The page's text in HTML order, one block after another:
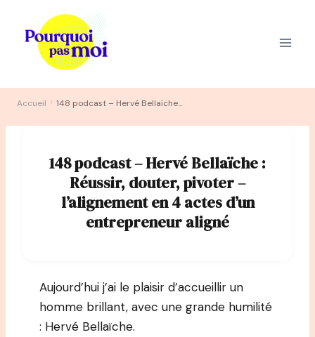
contenu
Accueil › 148 podcast – Hervé Bellaïche : Réussir, douter, pivoter – l’alignement en 4 actes d’un entrepreneur aligné
148 podcast – Hervé Bellaïche :
Réussir, douter, pivoter –
l’alignement en 4 actes d’un
entrepreneur aligné
Aujourd’hui j’ai le plaisir d’accueillir un
homme brillant, avec une grande humilité
: Hervé Bellaïche.